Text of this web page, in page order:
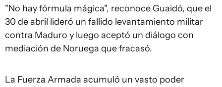
"No hay fórmula mágica", reconoce Guaidó, que el
30 de abril lideró un fallido levantamiento militar
contra Maduro y luego aceptó un diálogo con
mediación de Noruega que fracasó.
La Fuerza Armada acumuló un vasto poder